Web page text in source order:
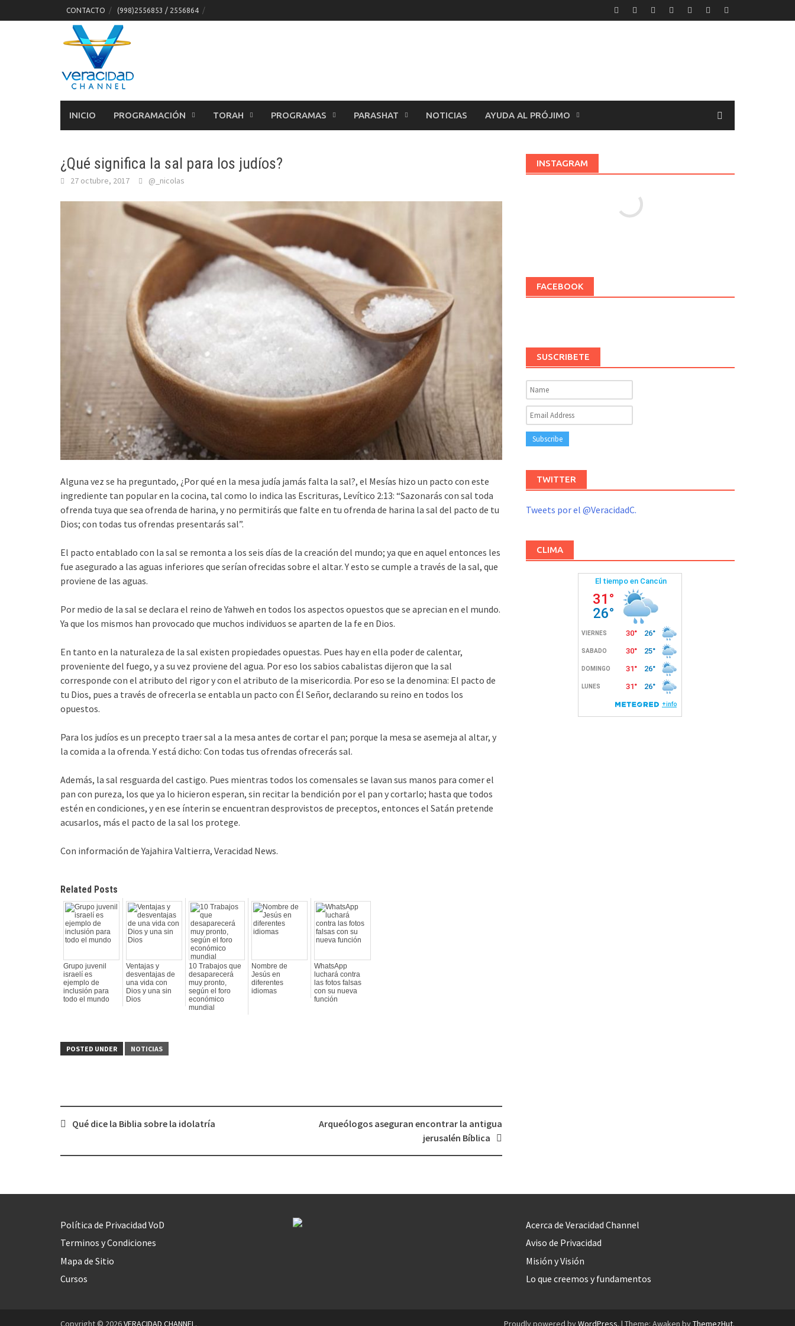
to
CONTACTO (998)2556853 / 2556864
INICIO PROGRAMACIÓN TORAH PROGRAMAS PARASHAT NOTICIAS AYUDA AL PRÓJIMO
¿Qué significa la sal para los judíos?
27 octubre, 2017 @_nicolas
Alguna vez se ha preguntado, ¿Por qué en la mesa judía jamás falta la sal?, el Mesías hizo un pacto con este
ingrediente tan popular en la cocina, tal como lo indica las Escrituras, Levítico 2:13: “Sazonarás con sal toda
ofrenda tuya que sea ofrenda de harina, y no permitirás que falte en tu ofrenda de harina la sal del pacto de tu
Dios; con todas tus ofrendas presentarás sal”.
El pacto entablado con la sal se remonta a los seis días de la creación del mundo; ya que en aquel entonces les
fue asegurado a las aguas inferiores que serían ofrecidas sobre el altar. Y esto se cumple a través de la sal, que
proviene de las aguas.
Por medio de la sal se declara el reino de Yahweh en todos los aspectos opuestos que se aprecian en el mundo.
Ya que los mismos han provocado que muchos individuos se aparten de la fe en Dios.
En tanto en la naturaleza de la sal existen propiedades opuestas. Pues hay en ella poder de calentar,
proveniente del fuego, y a su vez proviene del agua. Por eso los sabios cabalistas dijeron que la sal
corresponde con el atributo del rigor y con el atributo de la misericordia. Por eso se la denomina: El pacto de
tu Dios, pues a través de ofrecerla se entabla un pacto con Él Señor, declarando su reino en todos los
opuestos.
Para los judíos es un precepto traer sal a la mesa antes de cortar el pan; porque la mesa se asemeja al altar, y
la comida a la ofrenda. Y está dicho: Con todas tus ofrendas ofrecerás sal.
Además, la sal resguarda del castigo. Pues mientras todos los comensales se lavan sus manos para comer el
pan con pureza, los que ya lo hicieron esperan, sin recitar la bendición por el pan y cortarlo; hasta que todos
estén en condiciones, y en ese ínterin se encuentran desprovistos de preceptos, entonces el Satán pretende
acusarlos, más el pacto de la sal los protege.
Con información de Yajahira Valtierra, Veracidad News.
Related Posts
Grupo juvenil
israelí es
ejemplo de
inclusión para
todo el mundo
Ventajas y
desventajas de
una vida con
Dios y una sin
Dios
10 Trabajos que
desaparecerá
muy pronto,
según el foro
económico
mundial
Nombre de
Jesús en
diferentes
idiomas
WhatsApp
luchará contra
las fotos falsas
con su nueva
función
POSTED UNDER NOTICIAS
Qué dice la Biblia sobre la idolatría
Arqueólogos aseguran encontrar la antigua
jerusalén Bíblica
INSTAGRAM
FACEBOOK
SUSCRIBETE
TWITTER
Tweets por el @VeracidadC.
CLIMA
Política de Privacidad VoD
Terminos y Condiciones
Mapa de Sitio
Cursos
Acerca de Veracidad Channel
Aviso de Privacidad
Misión y Visión
Lo que creemos y fundamentos
Copyright © 2026VERACIDAD CHANNEL . Proudly powered byWordPress. | Theme: Awaken byThemezHut.